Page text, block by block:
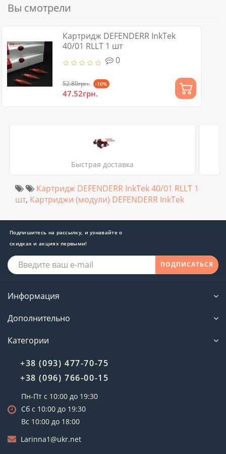
Вы смотрели
Картридж DEFENDERR InkTek
40/01 RLLT 1 шт
0
52.80грн. -10%
47.52грн.
Быстрая доставка
Картридж DEFENDERR InkTek 40/01 RLLT 1
шт, Картриджи (модули) DEFENDERR InkTek
Подпишитесь на рассылку, и узнавайте о
скидках и акциях первыми!
ПОДПИСАТЬСЯ
Информация
Дополнительно
Категории
+38 (093) 477-70-75
+38 (096) 766-00-15
Пн-Пт с 10:00 до 19:30
Сб с 10:00 до 19:30
Вс 10:00 до 18:00
Larinna1@ukr.net